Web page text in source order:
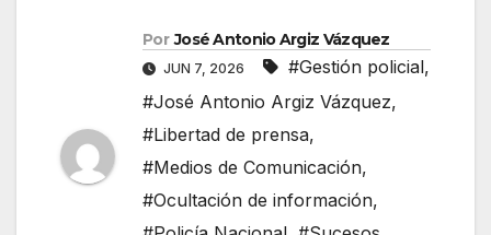
Por José Antonio Argiz Vázquez
JUN 7, 2026 #Gestión policial,
#José Antonio Argiz Vázquez,
#Libertad de prensa,
#Medios de Comunicación,
#Ocultación de información,